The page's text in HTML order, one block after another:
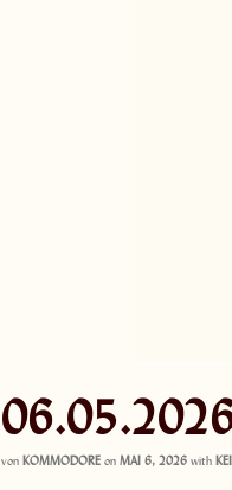
06.05.2026
von KOMMODORE on MAI 6, 2026 with